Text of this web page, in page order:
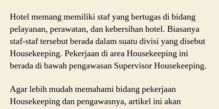
Hotel memang memiliki staf yang bertugas di bidang
pelayanan, perawatan, dan kebersihan hotel. Biasanya
staf-staf tersebut berada dalam suatu divisi yang disebut
Housekeeping. Pekerjaan di area Housekeeping ini
berada di bawah pengawasan Supervisor Housekeeping.
Agar lebih mudah memahami bidang pekerjaan
Housekeeping dan pengawasnya, artikel ini akan